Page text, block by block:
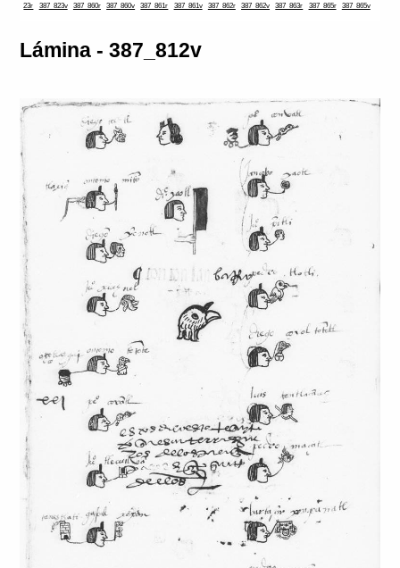
23r 387_823v 387_860r 387_860v 387_861r 387_861v 387_862r 387_862v 387_863r 387_865r 387_865v
Lámina - 387_812v